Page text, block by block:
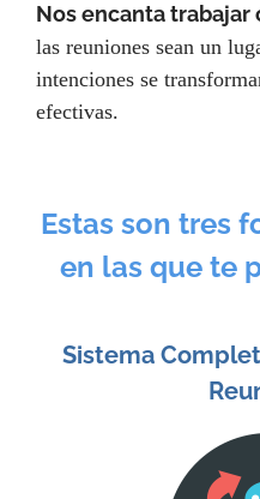
Nos encanta trabajar
las reuniones sean un
intenciones se
efectivas.
Estas son tres
en las que te
Sistema